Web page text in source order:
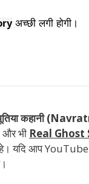
अच्छी लगी होगी।
भूतिया कहानी
और भी Real
यदि आप